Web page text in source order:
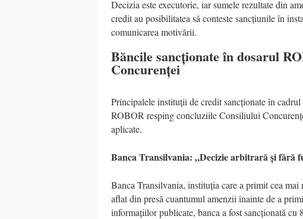
Decizia este executorie, iar sumele rezultate din
credit au posibilitatea să conteste sancțiunile în
comunicarea motivării.
Băncile sancționate în dosarul
Concurenței
Principalele instituții de credit sancționate în
ROBOR resping concluziile Consiliului
aplicate.
Banca Transilvania: „Decizie arbitrară și fără
Banca Transilvania, instituția care a primit cea
aflat din presă cuantumul amenzii înainte de a
informațiilor publicate, banca a fost sancționată